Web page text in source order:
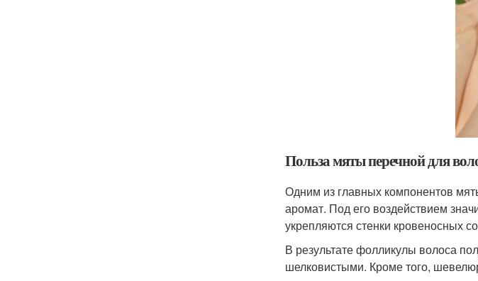
Польза мяты перечной для
Одним из главных компонентов
аромат. Под его воздействием
укрепляются стенки кровеносных
В результате фолликулы волоса
шелковистыми. Кроме того,